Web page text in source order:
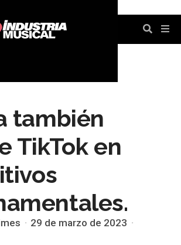
también
TikTok en
29 de marzo de 2023